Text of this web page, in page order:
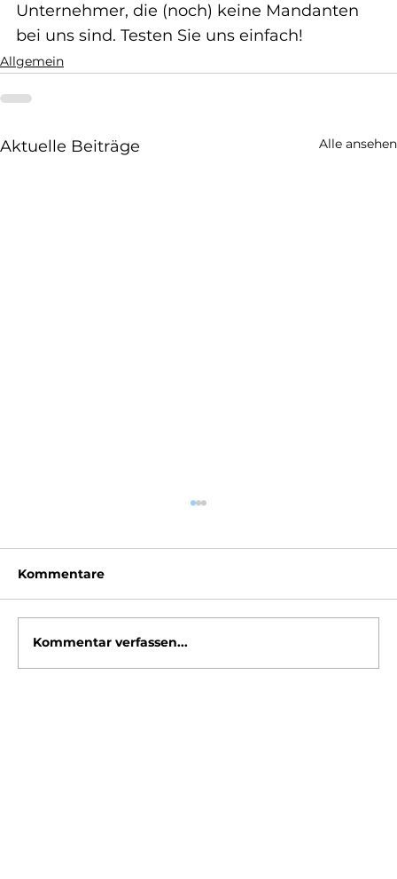
Unternehmer, die (noch) keine Mandanten
bei uns sind. Testen Sie uns einfach!
Allgemein
Aktuelle Beiträge Alle ansehen
Kommentare
Kommentar verfassen...